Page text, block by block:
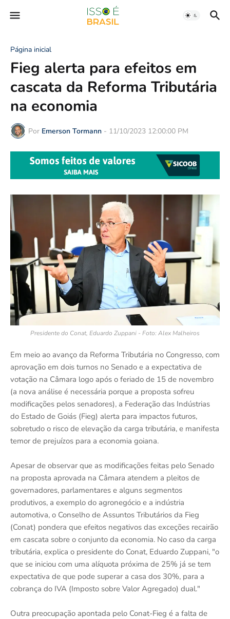
Página inicial
Fieg alerta para efeitos em
cascata da Reforma Tributária
na economia
Por Emerson Tormann - 11/10/2023 12:00:00 PM
Presidente do Conat, Eduardo Zuppani - Foto: Alex Malheiros
Em meio ao avanço da Reforma Tributária no Congresso, com
aprovação em dois turnos no Senado e a expectativa de
votação na Câmara logo após o feriado de 15 de novembro
(a nova análise é necessária porque a proposta sofreu
modificações pelos senadores), a Federação das Indústrias
do Estado de Goiás (Fieg) alerta para impactos futuros,
sobretudo o risco de elevação da carga tributária, e manifesta
temor de prejuízos para a economia goiana.
Apesar de observar que as modificações feitas pelo Senado
na proposta aprovada na Câmara atendem a pleitos de
governadores, parlamentares e alguns segmentos
produtivos, a exemplo do agronegócio e a indústria
automotiva, o Conselho de Assuntos Tributários da Fieg
(Conat) pondera que efeitos negativos das exceções recairão
em cascata sobre o conjunto da economia. No caso da carga
tributária, explica o presidente do Conat, Eduardo Zuppani, "o
que se iniciou com uma alíquota próxima de 25% já se tem
expectativa de que pode superar a casa dos 30%, para a
cobrança do IVA (Imposto sobre Valor Agregado) dual."
Outra preocupação apontada pelo Conat-Fieg é a falta de